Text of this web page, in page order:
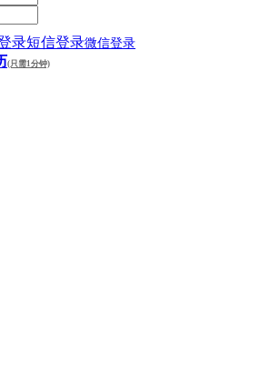
录短信登录微信登录
(只需1分钟)